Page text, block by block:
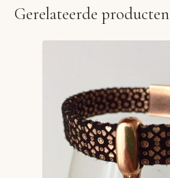
Gerelateerde producten